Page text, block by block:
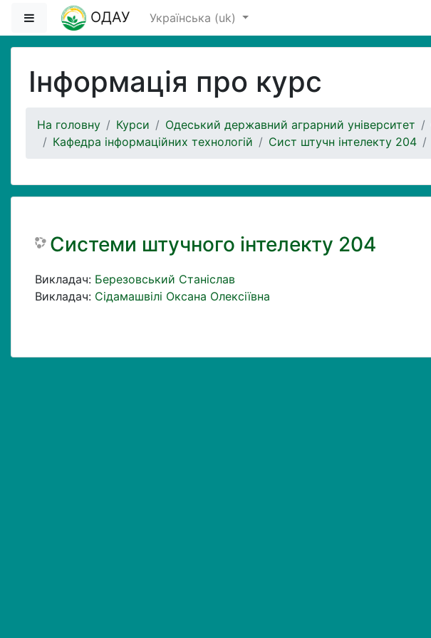
Перейти до головного вмісту
Бокова панель
ОДАУ Українська ‎(uk)‎
Інформація про курс
На головну Курси Одеський державний аграрний університет
Кафедра інформаційних технологій
Сист штучн інтелекту 204
Системи штучного інтелекту 204
Викладач: Березовський Станіслав
Викладач: Сідамашвілі Оксана Олексіївна